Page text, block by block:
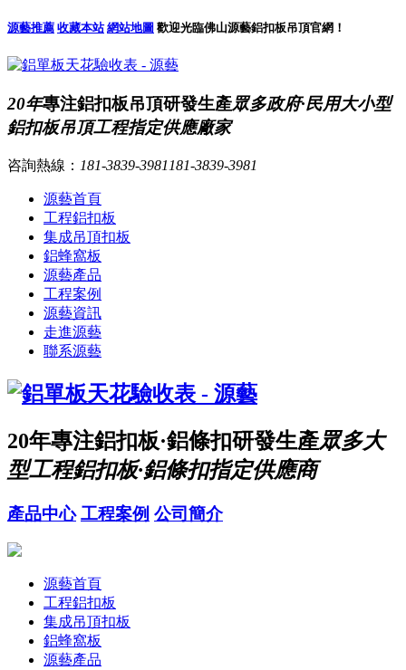
源藝推薦 收藏本站 網站地圖 歡迎光臨佛山源藝鋁扣板吊頂官網！
20年專注鋁扣板吊頂研發生產眾多政府·民用大小型
鋁扣板吊頂工程指定供應廠家
咨詢熱線： 181-3839-3981 181-3839-3981
源藝首頁
工程鋁扣板
集成吊頂扣板
鋁蜂窩板
源藝產品
工程案例
源藝資訊
走進源藝
聯系源藝
20年專注鋁扣板·鋁條扣研發生產眾多大
型工程鋁扣板·鋁條扣指定供應商
產品中心 工程案例 公司簡介
源藝首頁
工程鋁扣板
集成吊頂扣板
鋁蜂窩板
源藝產品